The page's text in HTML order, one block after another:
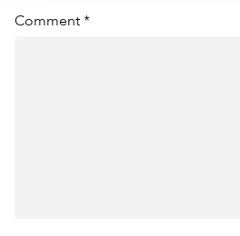
Comment *